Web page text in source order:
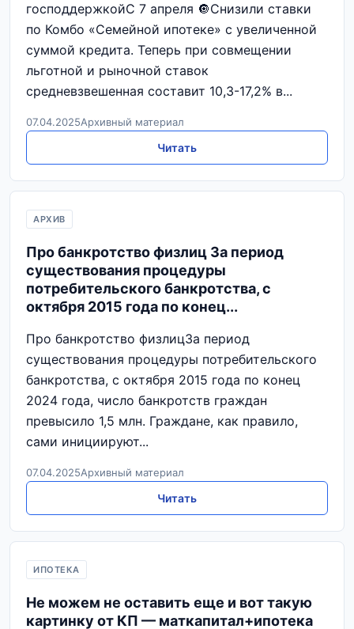
господдержкойС 7 апреля 🔘Снизили ставки
по Комбо «Семейной ипотеке» с увеличенной
суммой кредита. Теперь при совмещении
льготной и рыночной ставок
средневзвешенная составит 10,3-17,2% в...
07.04.2025Архивный материал
Читать
АРХИВ
Про банкротство физлиц За период
существования процедуры
потребительского банкротства, с
октября 2015 года по конец...
Про банкротство физлицЗа период
существования процедуры потребительского
банкротства, с октября 2015 года по конец
2024 года, число банкротств граждан
превысило 1,5 млн. Граждане, как правило,
сами инициируют...
07.04.2025Архивный материал
Читать
ИПОТЕКА
Не можем не оставить еще и вот такую
картинку от КП — маткапитал+ипотека